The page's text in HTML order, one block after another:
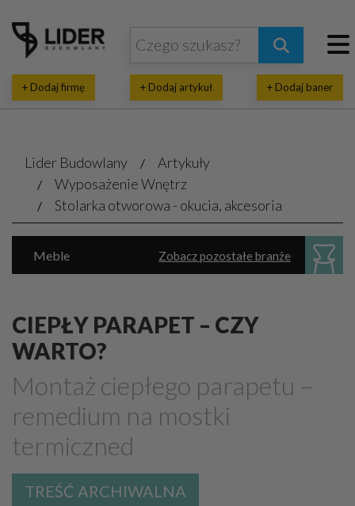
+ Dodaj firmę + Dodaj artykuł + Dodaj baner
Lider Budowlany
Artykuły
Wyposażenie Wnętrz
Stolarka otworowa - okucia, akcesoria
Zobacz pozostałe branże
Meble
Sanitarne akcesoria, urządzenia
Marmur, granit, kamień naturalny
Meble - okucia, akcesoria
Plisy, rolety, żaluzje
Kominki
Schody, akcesoria
Stolarka otworowa - okucia, akcesoria
Poręcze, balustrady, barierki
Płytki, glazura, terakota
Dywany, wykładziny
CIEPŁY PARAPET – CZY
WARTO?
Montaż ciepłego parapetu –
remedium na mostki
termiczned
TREŚĆ ARCHIWALNA